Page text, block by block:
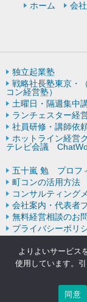
ホーム 会
独立起業塾
戦略社長塾東京・
コン経営塾）
土曜日・隔週集中
ランチェスター経
社員研修・講師依
ホットライン経
テレビ会議
五十嵐 勉 プロフ
町コンの活用方法
コンサルティング
会社案内・代表者
無料経営相談のお
プライバシーポリ
Copyright © ランチ
グ
よりよいサービス
使用しています。
同意